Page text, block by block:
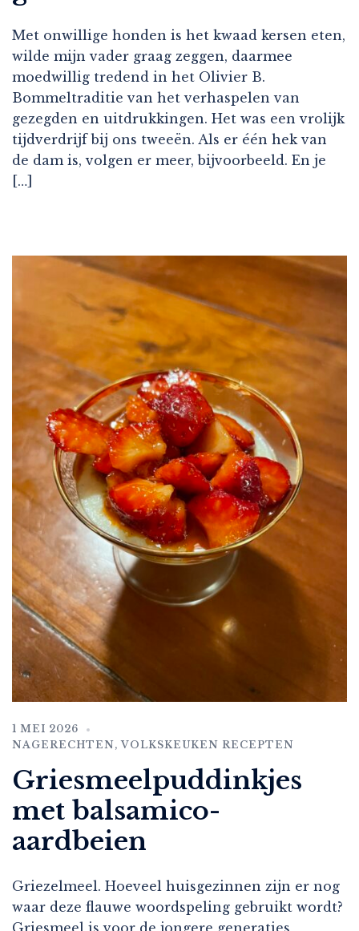
Met onwillige honden is het kwaad kersen eten,
wilde mijn vader graag zeggen, daarmee
moedwillig tredend in het Olivier B.
Bommeltraditie van het verhaspelen van
gezegden en uitdrukkingen. Het was een vrolijk
tijdverdrijf bij ons tweeën. Als er één hek van
de dam is, volgen er meer, bijvoorbeeld. En je
[…]
1 MEI 2026
NAGERECHTEN,VOLKSKEUKEN RECEPTEN
Griesmeelpuddinkjes
met balsamico-
aardbeien
Griezelmeel. Hoeveel huisgezinnen zijn er nog
waar deze flauwe woordspeling gebruikt wordt?
Griesmeel is voor de jongere generaties